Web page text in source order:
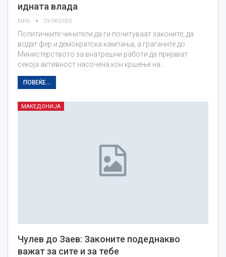
идната влада
МИА 29/06/2020
Политичките чинители да ги почитуваат законите, да
водат фер и демократска кампања, а граѓаните до
Министерството за внатрешни работи да пријават
секоја активност насочена кон кршење на…
ПОВЕЌЕ...
МАКЕДОНИЈА
Чулев до Заев: Законите подеднакво
важат за сите и за тебе